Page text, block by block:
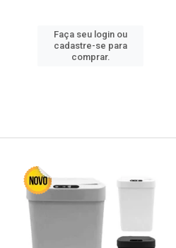
Faça seu login ou
cadastre-se para
comprar.